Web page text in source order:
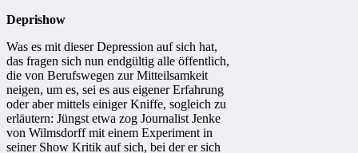
Deprishow
Was es mit dieser Depression auf sich hat,
das fragen sich nun endgültig alle öffentlich,
die von Berufswegen zur Mitteilsamkeit
neigen, um es, sei es aus eigener Erfahrung
oder aber mittels einiger Kniffe, sogleich zu
erläutern: Jüngst etwa zog Journalist Jenke
von Wilmsdorff mit einem Experiment in
seiner Show Kritik auf sich, bei der er sich